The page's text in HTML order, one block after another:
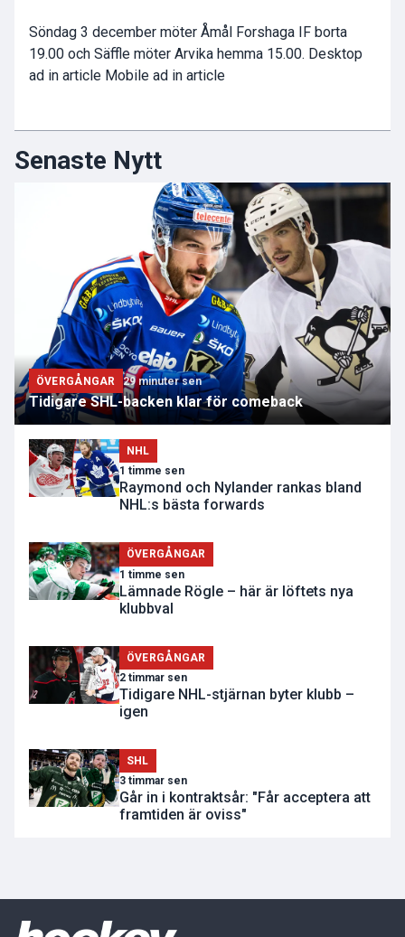
Söndag 3 december möter Åmål Forshaga IF borta
19.00 och Säffle möter Arvika hemma 15.00. Desktop
ad in article Mobile ad in article
Senaste Nytt
ÖVERGÅNGAR 29 minuter sen
Tidigare SHL-backen klar för comeback
NHL
1 timme sen
Raymond och Nylander rankas bland
NHL:s bästa forwards
ÖVERGÅNGAR
1 timme sen
Lämnade Rögle – här är löftets nya
klubbval
ÖVERGÅNGAR
2 timmar sen
Tidigare NHL-stjärnan byter klubb –
igen
SHL
3 timmar sen
Går in i kontraktsår: "Får acceptera att
framtiden är oviss"